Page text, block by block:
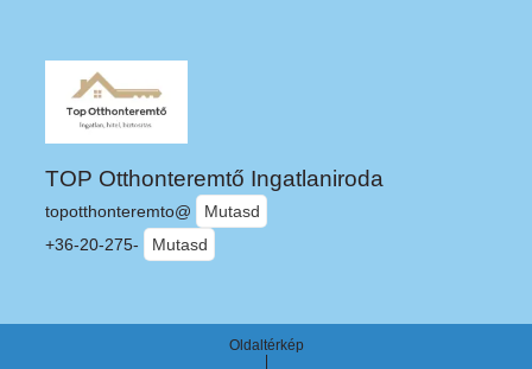
TOP Otthonteremtő Ingatlaniroda
topotthonteremto@
Mutasd
+36-20-275-
Mutasd
Oldaltérkép